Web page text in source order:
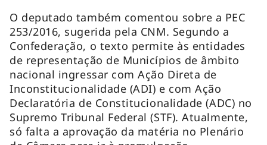
O deputado também comentou sobre a PEC
253/2016, sugerida pela CNM. Segundo a
Confederação, o texto permite às entidades
de representação de Municípios de âmbito
nacional ingressar com Ação Direta de
Inconstitucionalidade (ADI) e com Ação
Declaratória de Constitucionalidade (ADC) no
Supremo Tribunal Federal (STF). Atualmente,
só falta a aprovação da matéria no Plenário